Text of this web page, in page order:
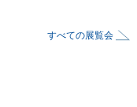
すべての展覧会